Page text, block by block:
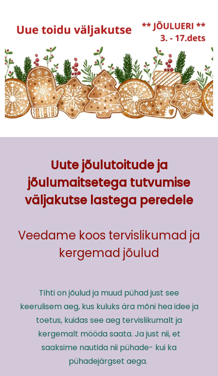
Uute jõulutoitude ja
jõulumaitsetega tutvumise
väljakutse lastega peredele
Veedame koos tervislikumad ja
kergemad jõulud
Tihti on jõulud ja muud pühad just see
keerulisem aeg, kus kuluks ära mõni hea idee ja
toetus, kuidas see aeg tervislikumalt ja
kergemalt mööda saata. Ja just nii, et
saaksime nautida nii pühade- kui ka
pühadejärgset aega.